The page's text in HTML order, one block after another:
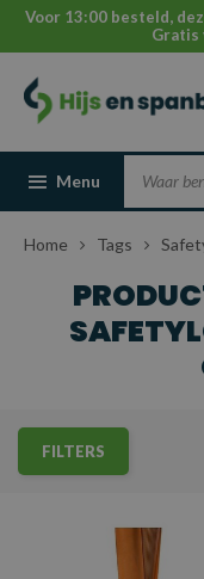
Voor 13:00 besteld,
Gratis
Menu
Home Tags
FILTERS